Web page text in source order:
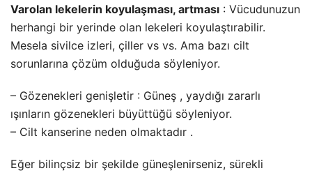
Varolan lekelerin koyulaşması, artması : Vücudunuzun
herhangi bir yerinde olan lekeleri koyulaştırabilir.
Mesela sivilce izleri, çiller vs vs. Ama bazı cilt
sorunlarına çözüm olduğuda söyleniyor.
– Gözenekleri genişletir : Güneş , yaydığı zararlı
ışınların gözenekleri büyüttüğü söyleniyor.
– Cilt kanserine neden olmaktadır .
Eğer bilinçsiz bir şekilde güneşlenirseniz, sürekli